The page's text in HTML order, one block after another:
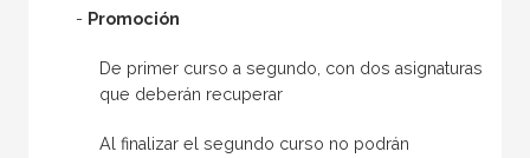
- Promoción
De primer curso a segundo, con dos asignaturas
que deberán recuperar
Al finalizar el segundo curso no podrán